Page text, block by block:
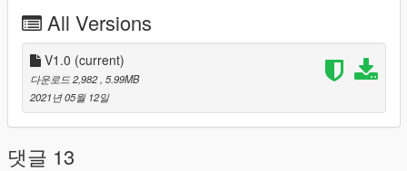
then streamedpeds_mp.rpf
and go to mp_m_freemode_01 and just drag the files that you
downloaded from me
ENJOY!
All Versions
V1.0 (current)
다운로드 2,982 , 5.99MB
2021년 05월 12일
댓글 13